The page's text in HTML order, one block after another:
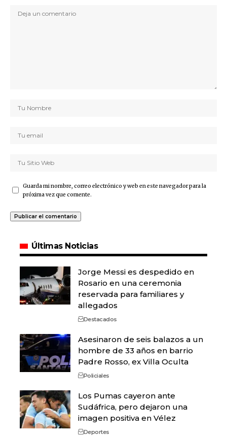
Guarda mi nombre, correo electrónico y web en este navegador para la
próxima vez que comente.
Últimas Noticias
Jorge Messi es despedido en
Rosario en una ceremonia
reservada para familiares y
allegados
Destacados
Asesinaron de seis balazos a un
hombre de 33 años en barrio
Padre Rosso, ex Villa Oculta
Policiales
Los Pumas cayeron ante
Sudáfrica, pero dejaron una
imagen positiva en Vélez
Deportes